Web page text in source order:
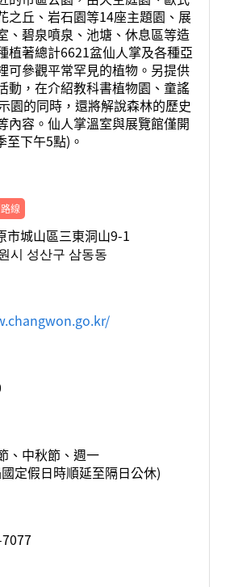
之丘、岩石園等14座主題園、展
、碧泉噴泉、池塘、休息區等造
植著總計6621盆仙人掌及各種亞
可參觀平常罕見的植物。另提供
動，在介紹教科書植物園、童謠
園的同時，還將解說森林的歷史
內容。仙人掌溫室與展覽館僅開
至下午5點)。
線
市城山區三東洞山9-1
시 성산구 삼동동
、中秋節、週一
定假日時順延至隔日公休)